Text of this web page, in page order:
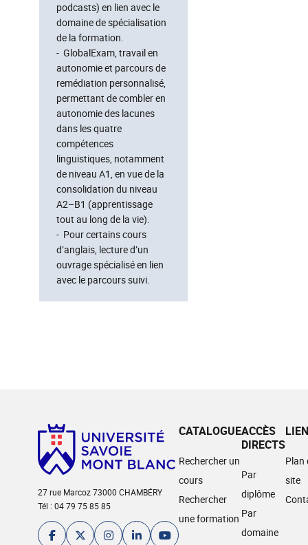
podcasts) en lien avec le
domaine de spécialisation
de la formation.
- GlobalExam, travail en
autonomie et parcours de
remédiation personnalisé,
permettant de combler en
autonomie des lacunes
dans les quatre
compétences
linguistiques, notamment
de niveau A1, en vue de la
consolidation du niveau
A2–B1 (apprentissage
tout au long de la vie).
- Pour certains cours
d’anglais, lecture d’un
ouvrage spécialisé en lien
avec le parcours suivi.
27 rue Marcoz 73000 CHAMBÉRY
Tél : 04 79 75 85 85
CATALOGUE
Rechercher un
cours
Rechercher
une formation
ACCÈS
DIRECTS
Par
diplôme
Par
domaine
Plan
site